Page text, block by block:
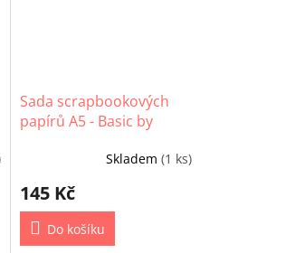
Sada scrapbookových
papírů A5 - Basic by
Skladem (1 ks)
145 Kč
Do košíku